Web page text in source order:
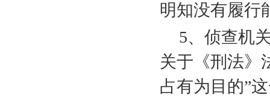
明知没有履行
5、侦查机
关于《刑法》
占有为目的”